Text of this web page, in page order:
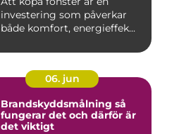
investering som påverkar
både komfort, energieffek...
06. jun
Brandskyddsmålning så
fungerar det och därför är
det viktigt